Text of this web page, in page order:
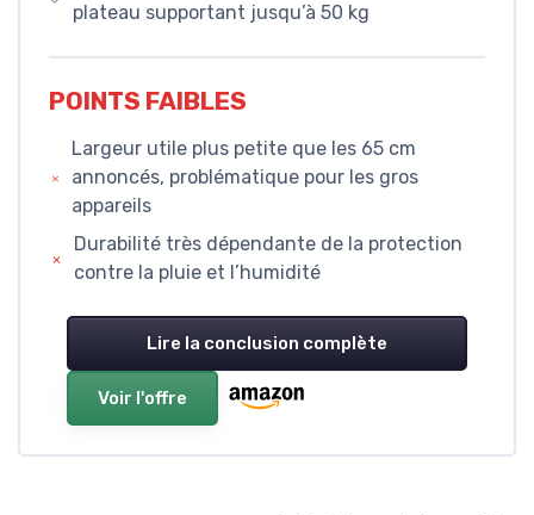
plateau supportant jusqu’à 50 kg
POINTS FAIBLES
Largeur utile plus petite que les 65 cm
annoncés, problématique pour les gros
appareils
Durabilité très dépendante de la protection
contre la pluie et l’humidité
Lire la conclusion complète
Voir l'offre